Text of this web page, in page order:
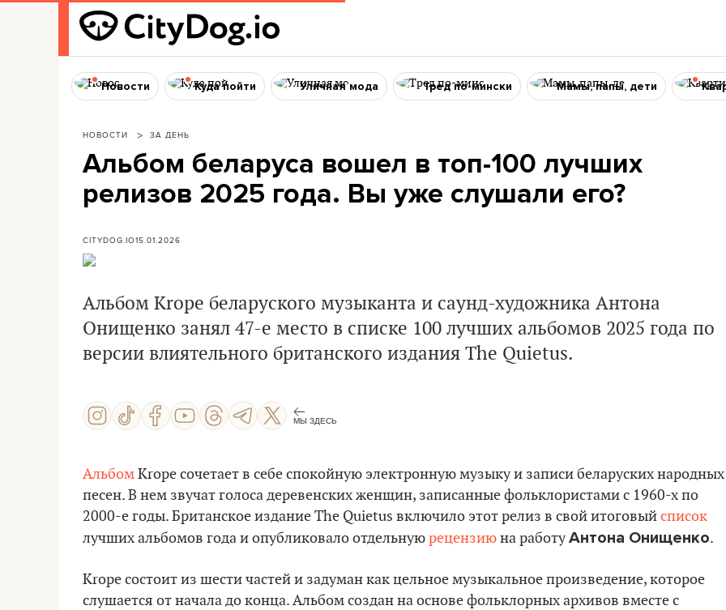
Новости Куда пойти Уличная мода Тред по-мински Мамы, папы, дети
НОВОСТИ ЗА ДЕНЬ
Альбом беларуса вошел в топ-100 лучших
релизов 2025 года. Вы уже слушали его?
CITYDOG.IO15.01.2026
Альбом Krope беларуского музыканта и саунд-художника Антона
Онищенко занял 47-е место в списке 100 лучших альбомов 2025 года по
версии влиятельного британского издания The Quietus.
МЫ ЗДЕСЬ
АльбомKrope сочетает в себе спокойную электронную музыку и записи беларуских народных
песен. В нем звучат голоса деревенских женщин, записанные фольклористами с 1960-х по
2000-е годы. Британское издание The Quietus включило этот релиз в свой итоговыйсписок
лучших альбомов года и опубликовало отдельнуюрецензиюна работуАнтона Онищенко.
Krope состоит из шести частей и задуман как цельное музыкальное произведение, которое
слушается от начала до конца. Альбом создан на основе фольклорных архивов вместе с